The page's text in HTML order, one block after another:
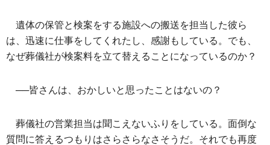
遺体の保管と検案をする施設への搬送を担当した彼ら
は、迅速に仕事をしてくれたし、感謝もしている。でも、
なぜ葬儀社が検案料を立て替えることになっているのか？
──皆さんは、おかしいと思ったことはないの？
葬儀社の営業担当は聞こえないふりをしている。面倒な
質問に答えるつもりはさらさらなさそうだ。それでも再度